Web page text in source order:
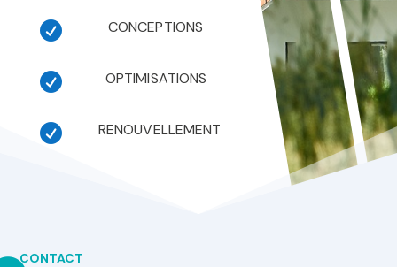
 CONCEPTIONS
 OPTIMISATIONS
 RENOUVELLEMENT
CONTACT